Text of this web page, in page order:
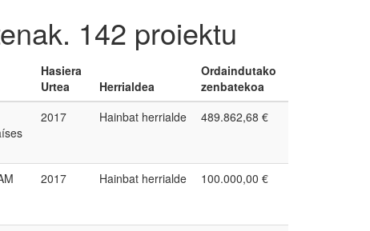
142 proiektu
Hasiera
Urtea
Herrialdea
Ordaindutako
zenbatekoa
2017 Hainbat herrialde 489.862,68 €
2017 Hainbat herrialde 100.000,00 €